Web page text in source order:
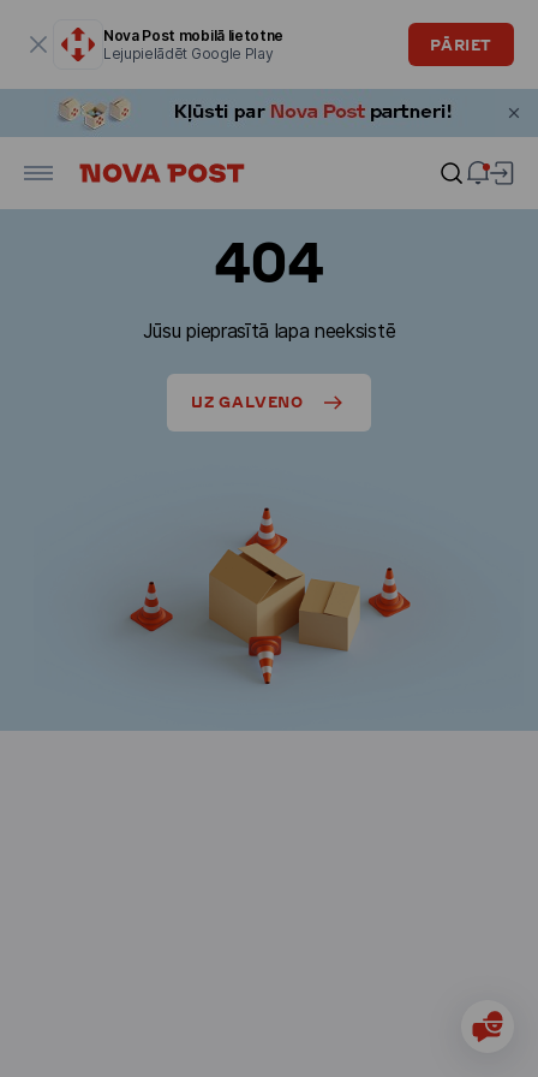
Nova Post mobilā lietotne
Lejupielādēt Google Play
PĀRIET
404
Jūsu pieprasītā lapa neeksistē
UZ GALVENO